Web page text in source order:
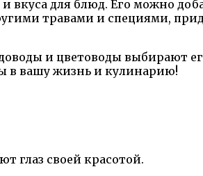
для блюд. Его можно
травами и специями,
и цветоводы выбирают
в вашу жизнь и кулинарию!
глаз своей красотой.